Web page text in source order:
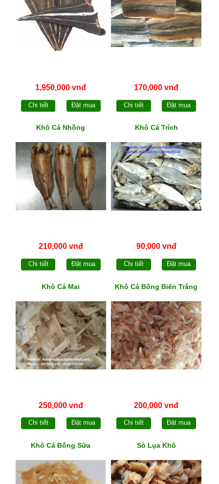
1,950,000 vnđ
Chi tiết Đặt mua
170,000 vnđ
Chi tiết Đặt mua
Khô Cá Nhồng
210,000 vnđ
Chi tiết Đặt mua
Khô Cá Trích
90,000 vnđ
Chi tiết Đặt mua
Khô Cá Mai
250,000 vnđ
Chi tiết Đặt mua
Khô Cá Bống Biển Trắng
200,000 vnđ
Chi tiết Đặt mua
Khô Cá Bống Sữa Sò Lụa Khô